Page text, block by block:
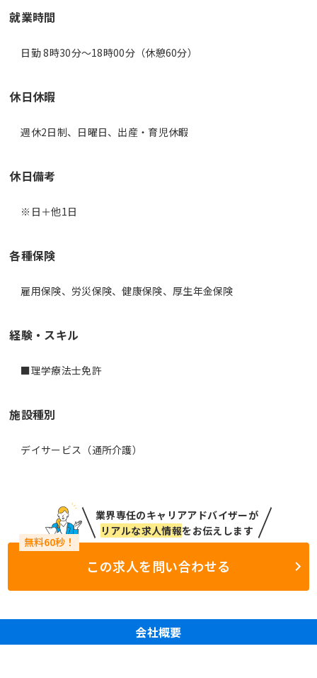
就業時間
日勤 8時30分〜18時00分（休憩60分）
休日休暇
週休2日制、日曜日、出産・育児休暇
休日備考
※日＋他1日
各種保険
雇用保険、労災保険、健康保険、厚生年金保険
経験・スキル
■理学療法士免許
施設種別
デイサービス（通所介護）
業界専任のキャリアアドバイザーが
リアルな求人情報をお伝えします
この求人を問い合わせる
会社概要